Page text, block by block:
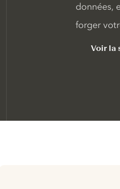
données,
forger
Voir la